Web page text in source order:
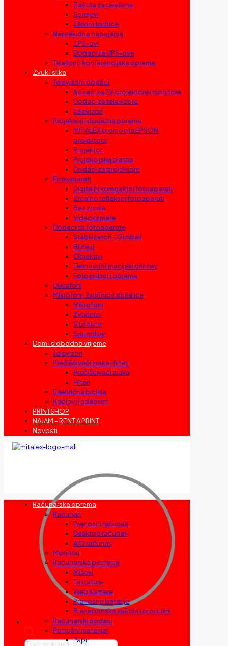
Zaštita za telefone
Sprejevi
Okviri i torbice
Neprekidna napajanja
UPS-ovi
Dodaci za UPS-ove
Telefoni i konferencijska oprema
Zvuk i slika
Televizori i dodaci
Nosači za TV, projektore i monitore
Dodaci za televizore
Televizori
Projektori i dodatna oprema
MIT ALEX promocija EPSON
projektora
Projektori
Projekcijska platna
Dodaci za projektore
Fotoaparati
Digitalni kompaktni fotoaparati
Zrcalno refleksni fotoaparati
Bez zrcala
Videokamere
Dodaci za fotoaparate
Stabilizatori – Gimbali
Blicevi
Objektivi
Termosublimacijski printeri
Foto pribor i oprema
Diktafoni
Mikrofoni, zvučnici i slušalice
Mikrofoni
Zvučnici
Slušalice
Soundbar
Dom i slobodno vrijeme
Televizori
Prečišćivači zraka i filteri
Prečišćivači zraka
Filteri
Električna bicikla
Kablovi i adapteri
PRINTSHOP
NAJAM – RENT A PRINT
Novosti
Products
Računarska oprema
Računari
Prenosni računari
Desktop računari
AIO računari
Monitori
Računarska periferija
Miševi
Tastature
Web Kamere
Prenosne baterije
Prenaponska zaštita i produžni
Računarski dodaci
Potrošni materijal
Papir